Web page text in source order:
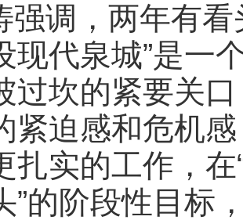
强调，两年有
现代泉城”是一
过坎的紧要关
紧迫感和危机
扎实的工作，在
”的阶段性目标